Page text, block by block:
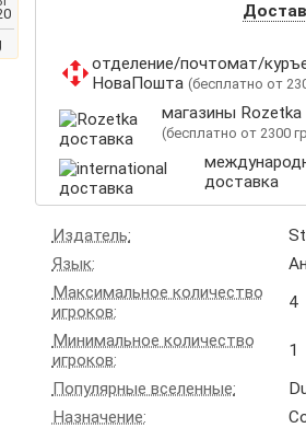
отделение/почтомат/
НоваПошта (бесплатно от
магазины Rozetka
(бесплатно от 2300
доставка
Издатель:
Язык:
Максимальное количество
игроков:
4
Минимальное количество
игроков:
1
Популярные вселенные:
Назначение: